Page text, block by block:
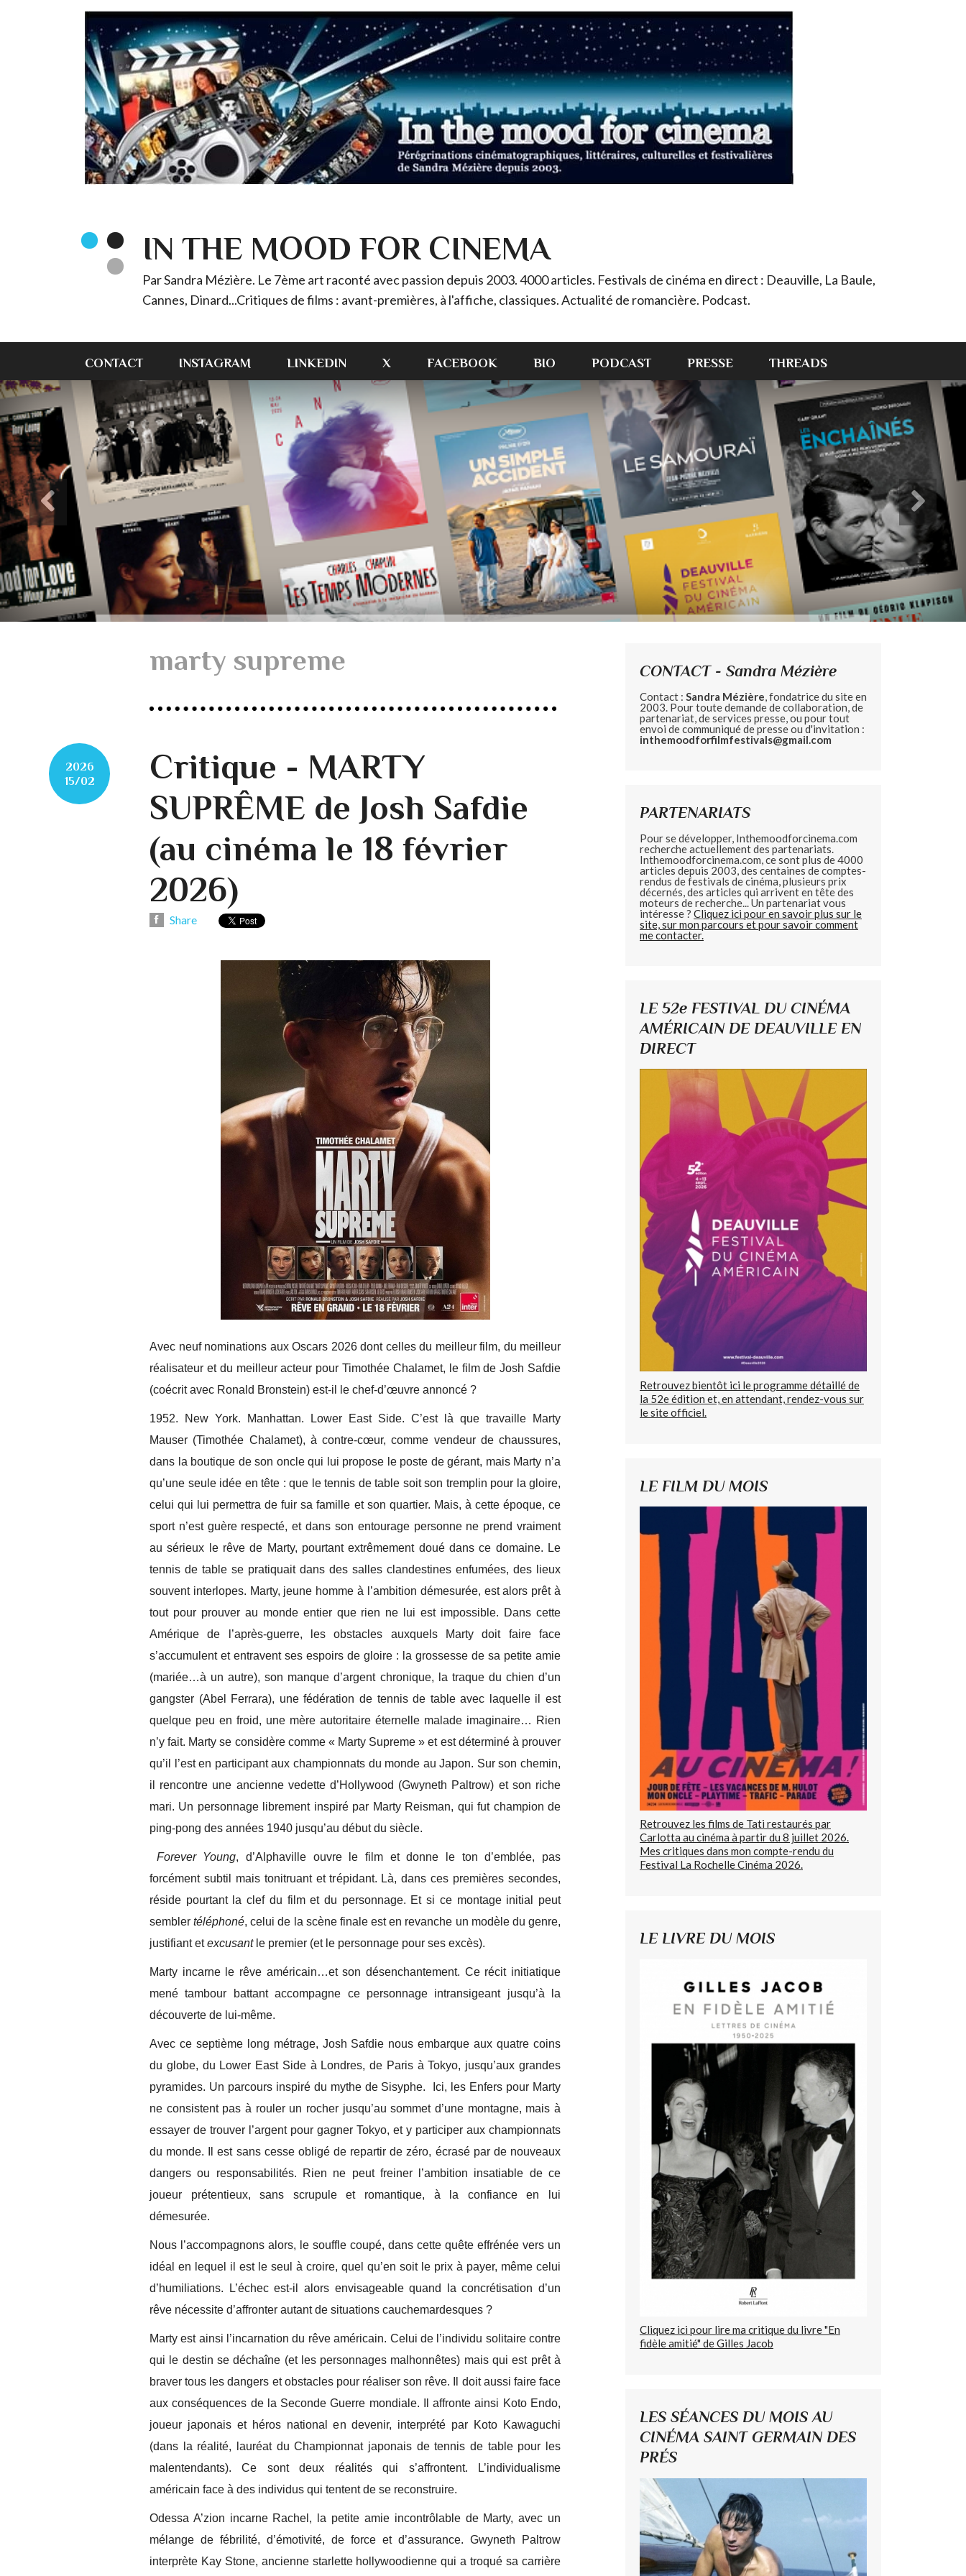
IN THE MOOD FOR CINEMA
Par Sandra Mézière. Le 7ème art raconté avec passion depuis 2003. 4000 articles. Festivals de cinéma en direct : Deauville, La Baule,
Cannes, Dinard...Critiques de films : avant-premières, à l'affiche, classiques. Actualité de romancière. Podcast.
CONTACT INSTAGRAM LINKEDIN X FACEBOOK BIO PODCAST PRESSE THREADS
marty supreme
2026
15/02
Critique - MARTY
SUPRÊME de Josh Safdie
(au cinéma le 18 février
2026)
Share
Avec neuf nominations aux Oscars 2026 dont celles du meilleur film, du meilleur
réalisateur et du meilleur acteur pour Timothée Chalamet, le film de Josh Safdie
(coécrit avec Ronald Bronstein) est-il le chef-d’œuvre annoncé ?
1952. New York. Manhattan. Lower East Side. C’est là que travaille Marty
Mauser (Timothée Chalamet), à contre-cœur, comme vendeur de chaussures,
dans la boutique de son oncle qui lui propose le poste de gérant, mais Marty n’a
qu’une seule idée en tête : que le tennis de table soit son tremplin pour la gloire,
celui qui lui permettra de fuir sa famille et son quartier. Mais, à cette époque, ce
sport n’est guère respecté, et dans son entourage personne ne prend vraiment
au sérieux le rêve de Marty, pourtant extrêmement doué dans ce domaine. Le
tennis de table se pratiquait dans des salles clandestines enfumées, des lieux
souvent interlopes. Marty, jeune homme à l’ambition démesurée, est alors prêt à
tout pour prouver au monde entier que rien ne lui est impossible. Dans cette
Amérique de l’après-guerre, les obstacles auxquels Marty doit faire face
s’accumulent et entravent ses espoirs de gloire : la grossesse de sa petite amie
(mariée…à un autre), son manque d’argent chronique, la traque du chien d’un
gangster (Abel Ferrara), une fédération de tennis de table avec laquelle il est
quelque peu en froid, une mère autoritaire éternelle malade imaginaire… Rien
n’y fait. Marty se considère comme « Marty Supreme » et est déterminé à prouver
qu’il l’est en participant aux championnats du monde au Japon. Sur son chemin,
il rencontre une ancienne vedette d’Hollywood (Gwyneth Paltrow) et son riche
mari. Un personnage librement inspiré par Marty Reisman, qui fut champion de
ping-pong des années 1940 jusqu’au début du siècle.
Forever Young, d’Alphaville ouvre le film et donne le ton d’emblée, pas
forcément subtil mais tonitruant et trépidant. Là, dans ces premières secondes,
réside pourtant la clef du film et du personnage. Et si ce montage initial peut
semblertéléphoné, celui de la scène finale est en revanche un modèle du genre,
justifiant etexcusant le premier (et le personnage pour ses excès).
Marty incarne le rêve américain…et son désenchantement. Ce récit initiatique
mené tambour battant accompagne ce personnage intransigeant jusqu’à la
découverte de lui-même.
Avec ce septième long métrage, Josh Safdie nous embarque aux quatre coins
du globe, du Lower East Side à Londres, de Paris à Tokyo, jusqu’aux grandes
pyramides. Un parcours inspiré du mythe de Sisyphe. Ici, les Enfers pour Marty
ne consistent pas à rouler un rocher jusqu’au sommet d’une montagne, mais à
essayer de trouver l’argent pour gagner Tokyo, et y participer aux championnats
du monde. Il est sans cesse obligé de repartir de zéro, écrasé par de nouveaux
dangers ou responsabilités. Rien ne peut freiner l’ambition insatiable de ce
joueur prétentieux, sans scrupule et romantique, à la confiance en lui
démesurée.
Nous l’accompagnons alors, le souffle coupé, dans cette quête effrénée vers un
idéal en lequel il est le seul à croire, quel qu’en soit le prix à payer, même celui
d’humiliations. L’échec est-il alors envisageable quand la concrétisation d’un
rêve nécessite d’affronter autant de situations cauchemardesques ?
Marty est ainsi l’incarnation du rêve américain. Celui de l’individu solitaire contre
qui le destin se déchaîne (et les personnages malhonnêtes) mais qui est prêt à
braver tous les dangers et obstacles pour réaliser son rêve. Il doit aussi faire face
aux conséquences de la Seconde Guerre mondiale. Il affronte ainsi Koto Endo,
joueur japonais et héros national en devenir, interprété par Koto Kawaguchi
(dans la réalité, lauréat du Championnat japonais de tennis de table pour les
malentendants). Ce sont deux réalités qui s’affrontent. L’individualisme
américain face à des individus qui tentent de se reconstruire.
Odessa A’zion incarne Rachel, la petite amie incontrôlable de Marty, avec un
mélange de fébrilité, d’émotivité, de force et d’assurance. Gwyneth Paltrow
interprète Kay Stone, ancienne starlette hollywoodienne qui a troqué sa carrière
CONTACT - Sandra Mézière
Contact : Sandra Mézière, fondatrice du site en
2003. Pour toute demande de collaboration, de
partenariat, de services presse, ou pour tout
envoi de communiqué de presse ou d'invitation :
inthemoodforfilmfestivals@gmail.com
PARTENARIATS
Pour se développer, Inthemoodforcinema.com
recherche actuellement des partenariats.
Inthemoodforcinema.com, ce sont plus de 4000
articles depuis 2003, des centaines de comptes-
rendus de festivals de cinéma, plusieurs prix
décernés, des articles qui arrivent en tête des
moteurs de recherche... Un partenariat vous
intéresse ? Cliquez ici pour en savoir plus sur le
site, sur mon parcours et pour savoir comment
me contacter.
LE 52e FESTIVAL DU CINÉMA
AMÉRICAIN DE DEAUVILLE EN
DIRECT
Retrouvez bientôt ici le programme détaillé de
la 52e édition et, en attendant, rendez-vous sur
le site officiel.
LE FILM DU MOIS
Retrouvez les films de Tati restaurés par
Carlotta au cinéma à partir du 8 juillet 2026.
Mes critiques dans mon compte-rendu du
Festival La Rochelle Cinéma 2026.
LE LIVRE DU MOIS
Cliquez ici pour lire ma critique du livre "En
fidèle amitié" de Gilles Jacob
LES SÉANCES DU MOIS AU
CINÉMA SAINT GERMAIN DES
PRÉS